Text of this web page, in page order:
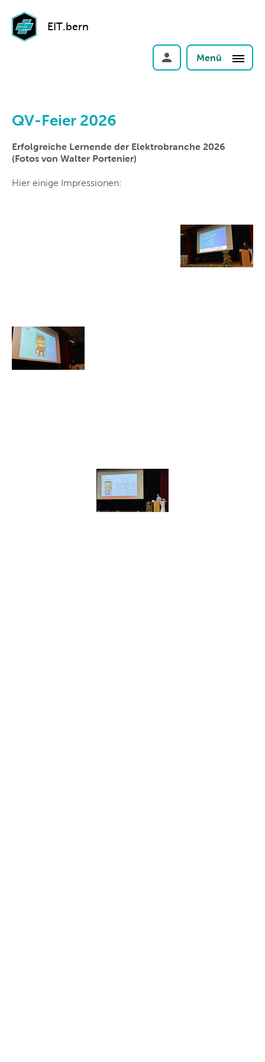
EIT.bern
Menü
QV-Feier 2026
Erfolgreiche Lernende der Elektrobranche 2026
(Fotos von Walter Portenier)
Hier einige Impressionen: